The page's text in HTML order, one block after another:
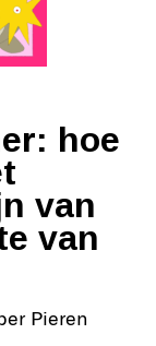
hoe
van
van
Pieren